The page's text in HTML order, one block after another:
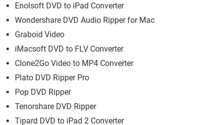
Enolsoft DVD to iPad Converter
Wondershare DVD Audio Ripper for Mac
Graboid Video
iMacsoft DVD to FLV Converter
Clone2Go Video to MP4 Converter
Plato DVD Ripper Pro
Pop DVD Ripper
Tenorshare DVD Ripper
Tipard DVD to iPad 2 Converter